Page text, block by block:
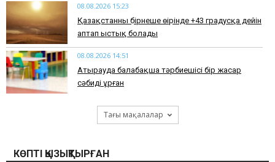
08.08.2026 15:23
Қазақстанның бірнеше өңірінде +43 градусқа дейін
аптап ыстық болады
08.08.2026 14:51
Атырауда балабақша тәрбиешісі бір жасар
сәбиді ұрған
Тағы мақалалар
КӨПТІ ҚЫЗЫҚТЫРҒАН